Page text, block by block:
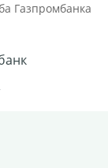
Газпромбанка